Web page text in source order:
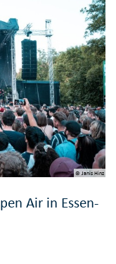
© Janis Hinz
Air in Essen-